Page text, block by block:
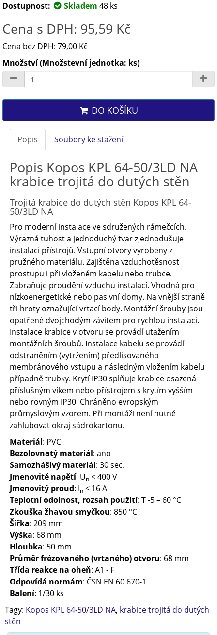
Dostupnost:
Skladem 48 ks
Cena s DPH: 95,59 Kč
Cena bez DPH: 79,00 Kč
Množství (Množstevní jednotka: ks)
DO KOŠÍKU
Popis Soubory ke stažení
Popis Kopos KPL 64-50/3LD NA
krabice trojitá do dutých stěn
Trojitá krabice do dutých stěn Kopos KPL 64-
50/3LD NA
Pro moderní instalace ve sdružených rámečcích.
Výrazná tuhost a jednoduchý tvar zjednodušuje
instalaci přístrojů. Vstupní otvory vyrobeny z
pružného materiálu. Zajištěna vzduchotěsnost
prostupu i při vloženém kabelu nebo trubce.
Zabraňuje proudění vzduchu instalací. Vhodná pro
nízkoenergetické nebo pasivní domy. Na vnější straně
tři hroty označující vrtací body. Montážní šrouby jsou
opatřené dvojchodým závitem pro rychlou instalaci.
Instalace krabice v otvoru se provádí utažením
montážních šroubů. Instalace kabelu se provádí
odstraněním (vytržením) předlisovaného
membránového vstupu a následným vložením kabelu
případně trubky. Krytí IP30 splňuje krabice osazená
příslušným víkem nebo přístrojem s krytím vyšším
nebo rovným IP30. Chráněno evropským
průmyslovým vzorem. Při montáži není nutné
zahlubovat okraj sádrokartonu.
Materiál: PVC
Bezolovnatý materiál: ano
Samozhášivý materiál: 30 sec.
Jmenovité napětí: Un < 400 V
Jmenovitý proud: In < 16 A
Teplotní odolnost, rozsah použití: T -5 – 60 °C
Zkouška žhavou smyčkou: 850 °C
Šířka: 209 mm
Výška: 68 mm
Hloubka: 50 mm
Průměr frézovaného (vrtaného) otvoru: 68 mm
Třída reakce na oheň: A1 - F
Odpovídá normám: ČSN EN 60 670-1
Balení: 1/30 ks
Tagy: Kopos KPL 64-50/3LD NA, krabice trojitá do dutých
stěn